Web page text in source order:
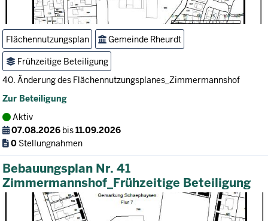
Flächennutzungsplan Gemeinde Rheurdt
Frühzeitige Beteiligung
40. Änderung des Flächennutzungsplanes_Zimmermannshof
Zur Beteiligung
Aktiv
07.08.2026 bis11.09.2026
0 Stellungnahmen
Bebauungsplan Nr. 41
Zimmermannshof_Frühzeitige Beteiligung